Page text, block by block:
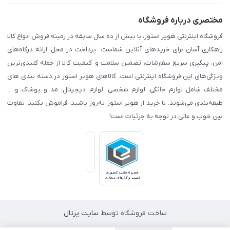
مختصری درباره فروشگاه
فروشگاه اینترنتی هویر استور، با بیش از ده سال سابقه در زمینه فروش انواع کالا
راهکاری آسان برای خریدهای آنلاین شماست. پرداخت در محل، ارائه درگاه‌های
امن، پیگیری سریع سفارشات، تضمین سلامت و کیفیت کالا از جمله کلیدی‌ترین
ویژگی‌های این فروشگاه اینترنتی است. کالاهای هویر استور در دسته بندی های
مختلف شامل لوازم خانگی، لوازم شخصی، لوازم دیجیتال، مد و پوشاک و ...
طبقه‌بندی می‌شوند. با خرید از هویر استور به‌روز باشید، فراموش نکنید، تفاوت
بین خوب و عالی در توجه به جزئیات است!
ساخت فروشگاه توسط سایت پرتال